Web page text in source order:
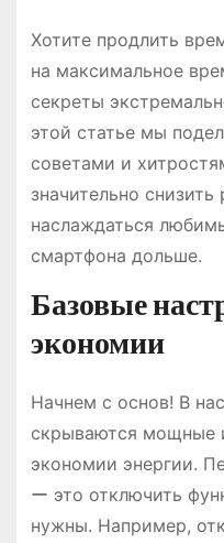
Хотите продлить
на максимальное
секреты
этой статье мы
советами и
значительно
наслаждаться
смартфона дольше.
Базовые
экономии
Начнем с основ! В
скрываются мощные
экономии энергии.
ー это отключить
нужны. Например,